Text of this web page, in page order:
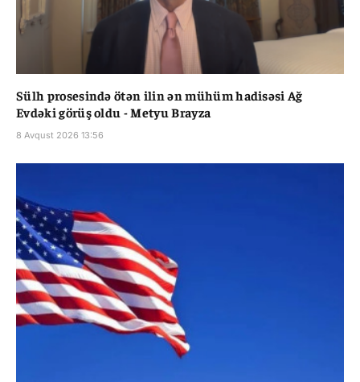
Sülh prosesində ötən ilin ən mühüm hadisəsi Ağ
Evdəki görüş oldu - Metyu Brayza
8 Avqust 2026 13:56